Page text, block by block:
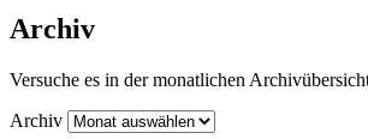
Archiv
Versuche es in der monatlichen
Archiv